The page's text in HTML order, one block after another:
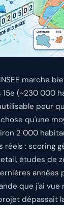
marche
15e (~230 000
pour
qu'une
2 000
réels : scoring
études de
années
que j'ai vue
dépassait